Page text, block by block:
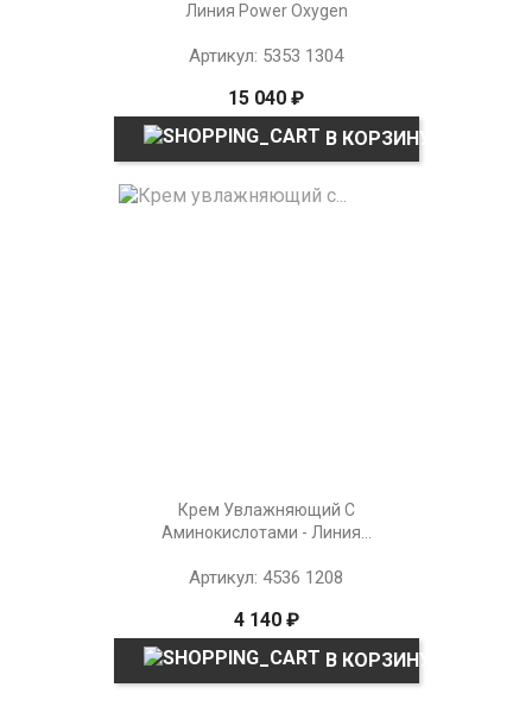
Линия Power Oxygen
Артикул: 5353 1304
15 040 ₽
В КОРЗИНУ
Крем Увлажняющий С
Аминокислотами - Линия...
Артикул: 4536 1208
4 140 ₽
В КОРЗИНУ